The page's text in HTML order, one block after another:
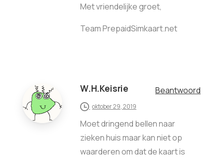
Met vriendelijke groet,
Team PrepaidSimkaart.net
W.H.Keisrie Beantwoord
oktober 29, 2019
Moet dringend bellen naar
zieken huis maar kan niet op
waarderen om dat de kaart is